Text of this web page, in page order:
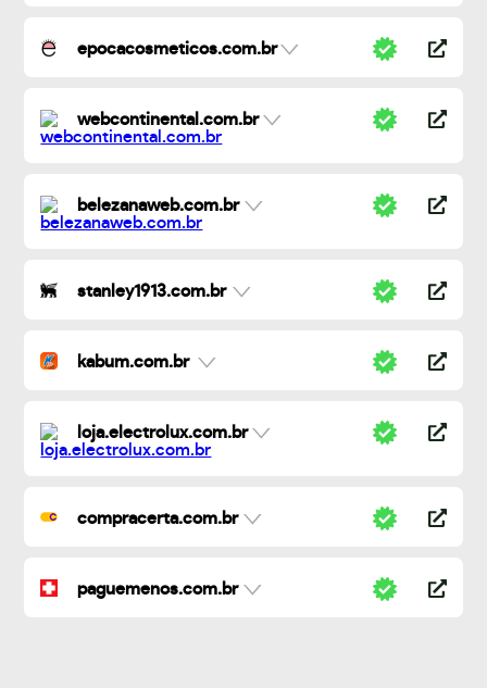
epocacosmeticos.com.br
webcontinental.com.br
belezanaweb.com.br
stanley1913.com.br
kabum.com.br
loja.electrolux.com.br
compracerta.com.br
paguemenos.com.br